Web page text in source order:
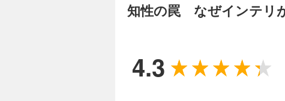
知性の罠 なぜインテリ
4.3